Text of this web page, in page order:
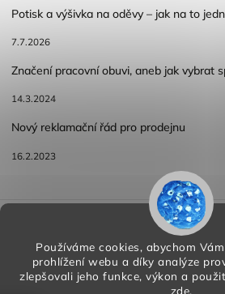
Používáme cookies, abychom
prohlížení webu a díky analýze
zlepšovali jeho funkce, výkon a
zde.
Potisk a výšivka na oděvy – jak na to
7.7.2026
Značení pracovní obuvi, aneb jak vybrat
14.3.2024
Nový reklamační řád pro prodejnu
16.2.2023
Reklamace a vracení zboží
Podmínky ochrany